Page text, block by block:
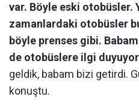
var. Böyle eski otobüsler.
zamanlardaki otobüsler
böyle prenses gibi.
de otobüslere ilgi
geldik, babam bizi getirdi.
konuştu.